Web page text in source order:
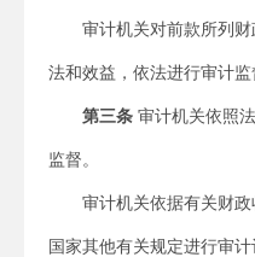
审计机关对前款所列
法和效益，依法进行审计监
第三条 审计机关依照
监督。
审计机关依据有关财
国家其他有关规定进行审